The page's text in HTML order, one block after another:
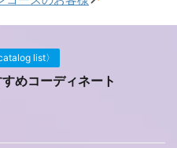
list〉
めコーディネート